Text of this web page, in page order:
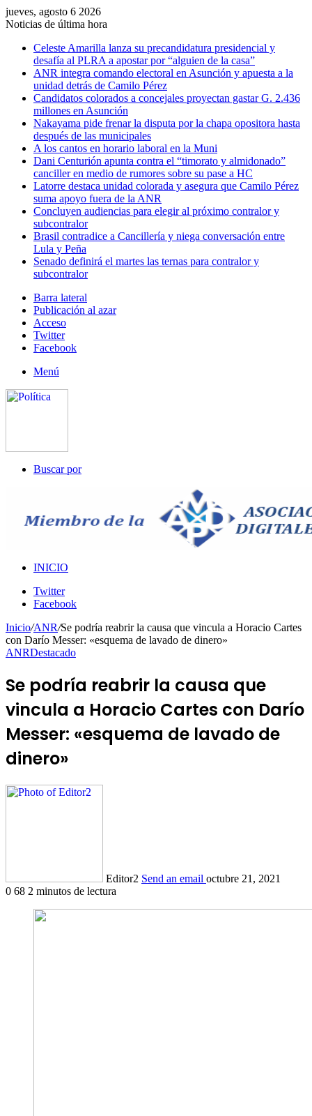
jueves, agosto 6 2026
Noticias de última hora
Celeste Amarilla lanza su precandidatura presidencial y
desafía al PLRA a apostar por “alguien de la casa”
ANR integra comando electoral en Asunción y apuesta a la
unidad detrás de Camilo Pérez
Candidatos colorados a concejales proyectan gastar G. 2.436
millones en Asunción
Nakayama pide frenar la disputa por la chapa opositora hasta
después de las municipales
A los cantos en horario laboral en la Muni
Dani Centurión apunta contra el “timorato y almidonado”
canciller en medio de rumores sobre su pase a HC
Latorre destaca unidad colorada y asegura que Camilo Pérez
suma apoyo fuera de la ANR
Concluyen audiencias para elegir al próximo contralor y
subcontralor
Brasil contradice a Cancillería y niega conversación entre
Lula y Peña
Senado definirá el martes las ternas para contralor y
subcontralor
Barra lateral
Publicación al azar
Acceso
Twitter
Facebook
Menú
Buscar por
INICIO
Twitter
Facebook
Inicio/ANR/Se podría reabrir la causa que vincula a Horacio Cartes
con Darío Messer: «esquema de lavado de dinero»
ANRDestacado
Se podría reabrir la causa que
vincula a Horacio Cartes con Darío
Messer: «esquema de lavado de
dinero»
Editor2 Send an email octubre 21, 2021
0 68 2 minutos de lectura